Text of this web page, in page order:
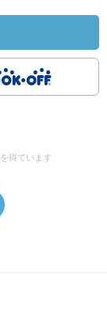
得ています